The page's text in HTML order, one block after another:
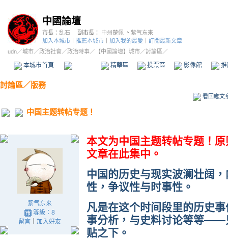
中國論壇
市長： 乱石 副市長： 中州楚佩 、 紫气东来
加入本城市
推薦本城市 加入我的最愛
訂閱最新文章
udn／城市／政治社會 ／政治時事／ 【中國論壇】城市／討論區／
本城市首頁 精華區 投票區 影像館
討論區／版務
看回應文
中国主题转帖专题！
紫气东来
等級：8
留言｜ 加入好友
本文为中国主题转帖专题！
文章在此集中。
中国的历史与现实波澜壮阔
性，争议性与时事性。
凡是在这个时间段里的历史
事分析，与史料讨论等等——
贴之下。